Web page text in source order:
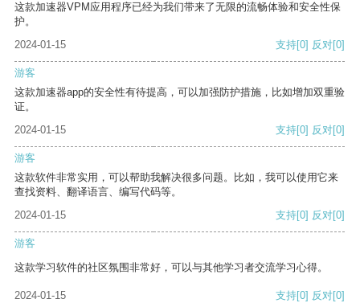
这款加速器VPM应用程序已经为我们带来了无限的流畅体验和安全性保
护。
2024-01-15
支持[0] 反对[0]
游客
这款加速器app的安全性有待提高，可以加强防护措施，比如增加双重验
证。
2024-01-15
支持[0] 反对[0]
游客
这款软件非常实用，可以帮助我解决很多问题。比如，我可以使用它来
查找资料、翻译语言、编写代码等。
2024-01-15
支持[0] 反对[0]
游客
这款学习软件的社区氛围非常好，可以与其他学习者交流学习心得。
2024-01-15 支持[0] 反对[0]